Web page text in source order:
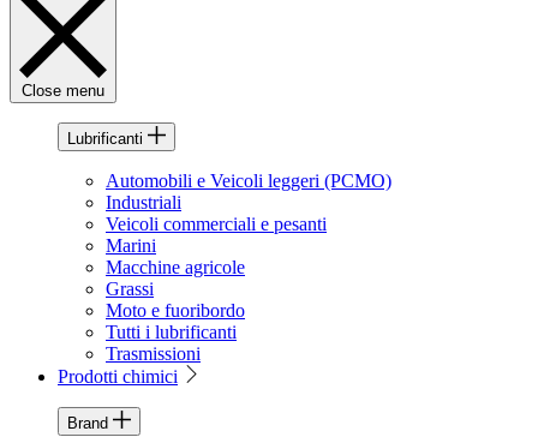
Close menu
Lubrificanti
Automobili e Veicoli leggeri (PCMO)
Industriali
Veicoli commerciali e pesanti
Marini
Macchine agricole
Grassi
Moto e fuoribordo
Tutti i lubrificanti
Trasmissioni
Prodotti chimici
Brand